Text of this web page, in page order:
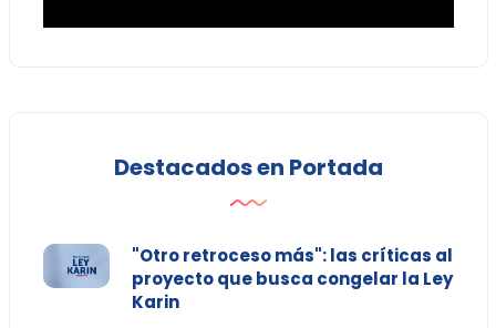
Destacados en Portada
"Otro retroceso más": las críticas al
proyecto que busca congelar la Ley
Karin